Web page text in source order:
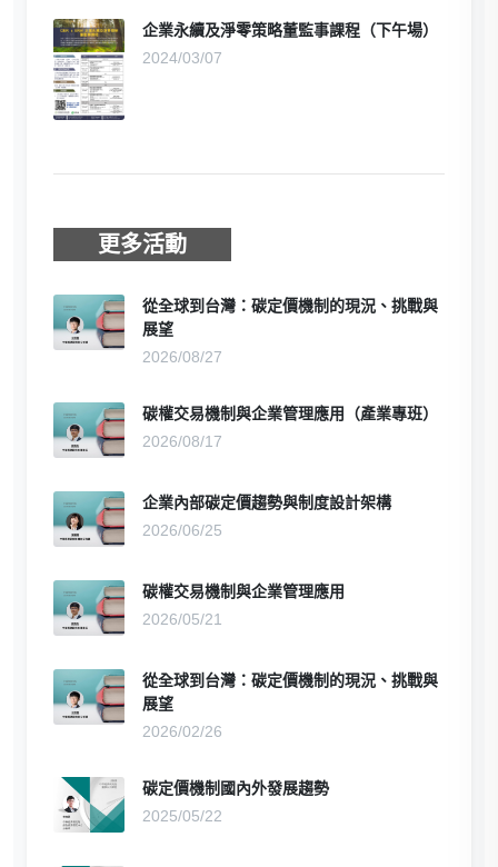
企業永續及淨零策略董監事課程（下午場）
2024/03/07
更多活動
從全球到台灣：碳定價機制的現況、挑戰與
展望
2026/08/27
碳權交易機制與企業管理應用（產業專班）
2026/08/17
企業內部碳定價趨勢與制度設計架構
2026/06/25
碳權交易機制與企業管理應用
2026/05/21
從全球到台灣：碳定價機制的現況、挑戰與
展望
2026/02/26
碳定價機制國內外發展趨勢
2025/05/22